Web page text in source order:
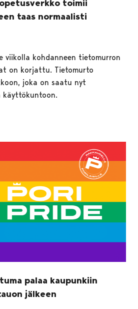
toimii
taas normaalisti
viikolla kohdanneen tietomurron
on korjattu. Tietomurto
joka on saatu nyt
käyttökuntoon.
palaa kaupunkiin
jälkeen